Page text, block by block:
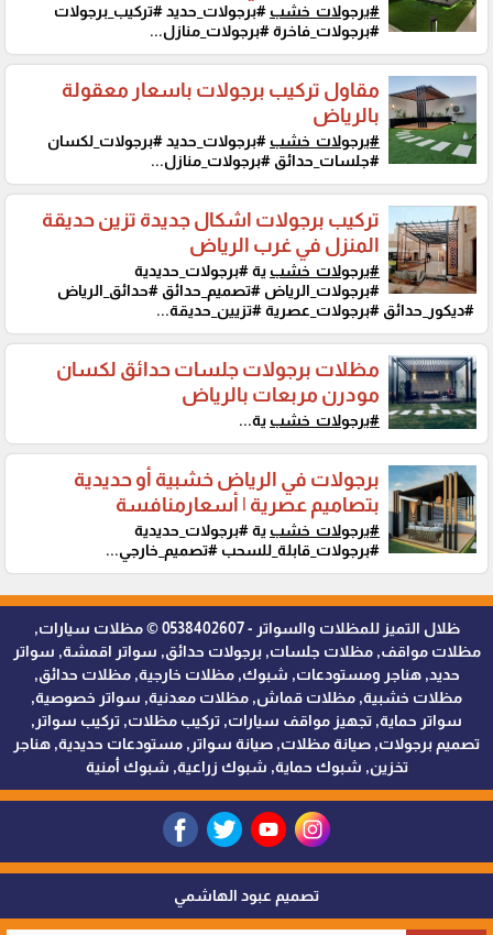
#برجولات_خشب #برجولات_حديد #تركيب_برجولات
#برجولات_فاخرة #برجولات_منازل...
مقاول تركيب برجولات باسعار معقولة
بالرياض
#برجولات_خشب #برجولات_حديد #برجولات_لكسان
#جلسات_حدائق #برجولات_منازل...
تركيب برجولات اشكال جديدة تزين حديقة
المنزل في غرب الرياض
#برجولات_خشب ية #برجولات_حديدية
#برجولات_الرياض #تصميم_حدائق #حدائق_الرياض
#ديكور_حدائق #برجولات_عصرية #تزيين_حديقة...
مظلات برجولات جلسات حدائق لكسان
مودرن مربعات بالرياض
#برجولات_خشب ية...
برجولات في الرياض خشبية أو حديدية
بتصاميم عصرية | أسعارمنافسة
#برجولات_خشب ية #برجولات_حديدية
#برجولات_قابلة_للسحب #تصميم_خارجي...
ظلال التميز للمظلات والسواتر - 0538402607 © مظلات سيارات,
مظلات مواقف, مظلات جلسات, برجولات حدائق, سواتر اقمشة, سواتر
حديد, هناجر ومستودعات, شبوك, مظلات خارجية, مظلات حدائق,
مظلات خشبية, مظلات قماش, مظلات معدنية, سواتر خصوصية,
سواتر حماية, تجهيز مواقف سيارات, تركيب مظلات, تركيب سواتر,
تصميم برجولات, صيانة مظلات, صيانة سواتر, مستودعات حديدية, هناجر
تخزين, شبوك حماية, شبوك زراعية, شبوك أمنية
تصميم عبود الهاشمي